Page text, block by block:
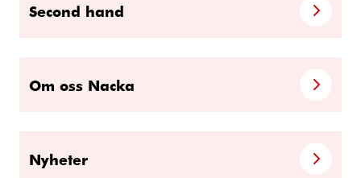
Second hand
Om oss Nacka
Nyheter